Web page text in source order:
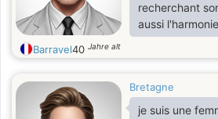
recherchant
aussi
Barravel40 Jahre alt
Bretagne
je suis une